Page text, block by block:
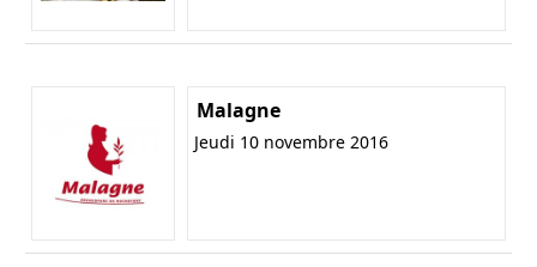
Malagne
Jeudi 10 novembre 2016